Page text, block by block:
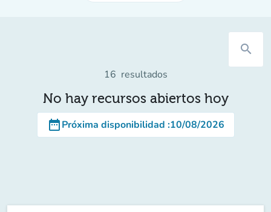
search
16 resultados
No hay recursos abiertos hoy
date_rangePróxima disponibilidad :10/08/2026